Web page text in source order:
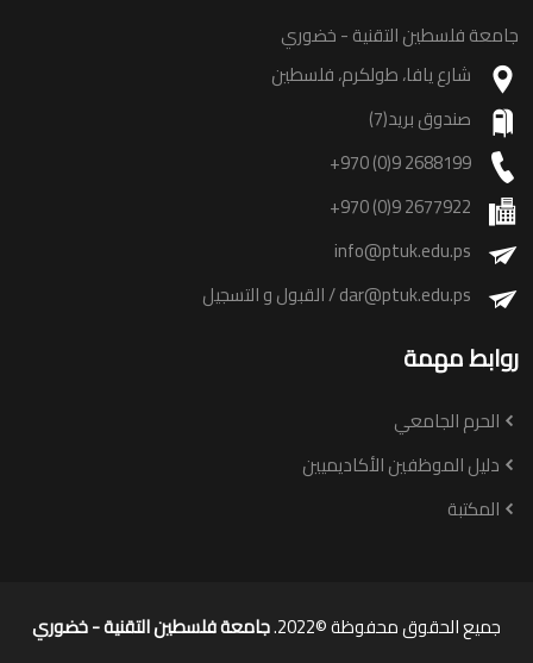
جامعة فلسطين التقنية - خضوري
شارع يافا، طولكرم، فلسطين
صندوق بريد(7)
+970 (0)9 2688199
+970 (0)9 2677922
info@ptuk.edu.ps
dar@ptuk.edu.ps/ القبول و التسجيل
روابط مهمة
الحرم الجامعي
دليل الموظفين الأكاديميين
المكتبة
جميع الحقوق محفوظة ©2022. جامعة فلسطين التقنية - خضوري